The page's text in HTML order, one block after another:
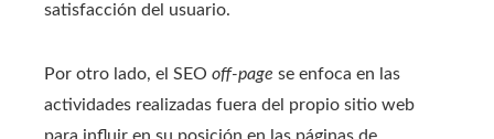
satisfacción del usuario.
Por otro lado, el SEO off-page se enfoca en las
actividades realizadas fuera del propio sitio web